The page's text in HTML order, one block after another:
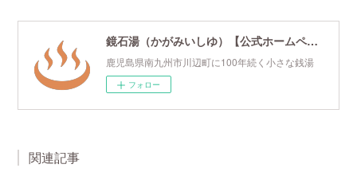
鏡石湯（かがみいしゆ）【公式ホームページ】
鹿児島県南九州市川辺町に100年続く小さな銭湯
フォロー
関連記事